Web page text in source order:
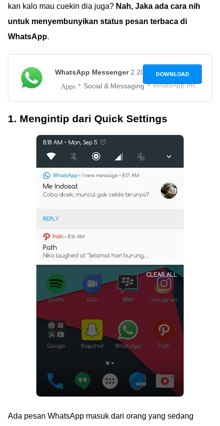
kan kalo mau cuekin dia juga? Nah, Jaka ada cara nih
untuk menyembunyikan status pesan terbaca di
WhatsApp.
WhatsApp Messenger 2.20.64
Apps Social & Messaging WhatsApp Inc.
DOWNLOAD
1. Mengintip dari Quick Settings
Ada pesan WhatsApp masuk dari orang yang sedang